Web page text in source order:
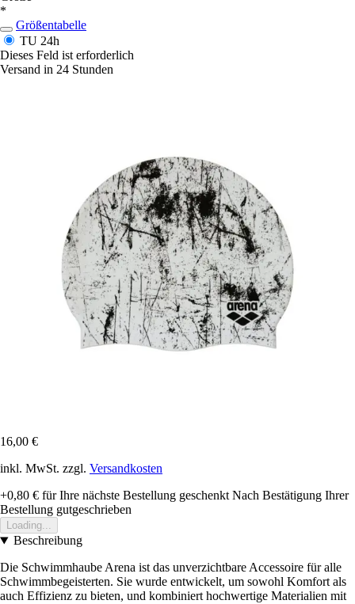
*
Größentabelle
TU 24h
Dieses Feld ist erforderlich
Versand in 24 Stunden
16,00 €
inkl. MwSt. zzgl. Versandkosten
+0,80 € für Ihre nächste Bestellung geschenkt Nach Bestätigung Ihrer
Bestellung gutgeschrieben
Loading...
Beschreibung
Die Schwimmhaube Arena ist das unverzichtbare Accessoire für alle
Schwimmbegeisterten. Sie wurde entwickelt, um sowohl Komfort als
auch Effizienz zu bieten, und kombiniert hochwertige Materialien mit